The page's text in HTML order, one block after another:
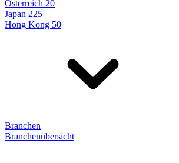
Österreich 20
Japan 225
Hong Kong 50
Branchen
Branchenübersicht